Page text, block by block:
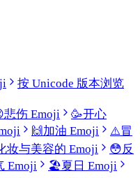
按 Unicode 版本浏览
悲伤 Emoji 🥳开心
🙌加油 Emoji ⚠️冒
妆与美容的 Emoji 😳反
Emoji 🏖️夏日 Emoji